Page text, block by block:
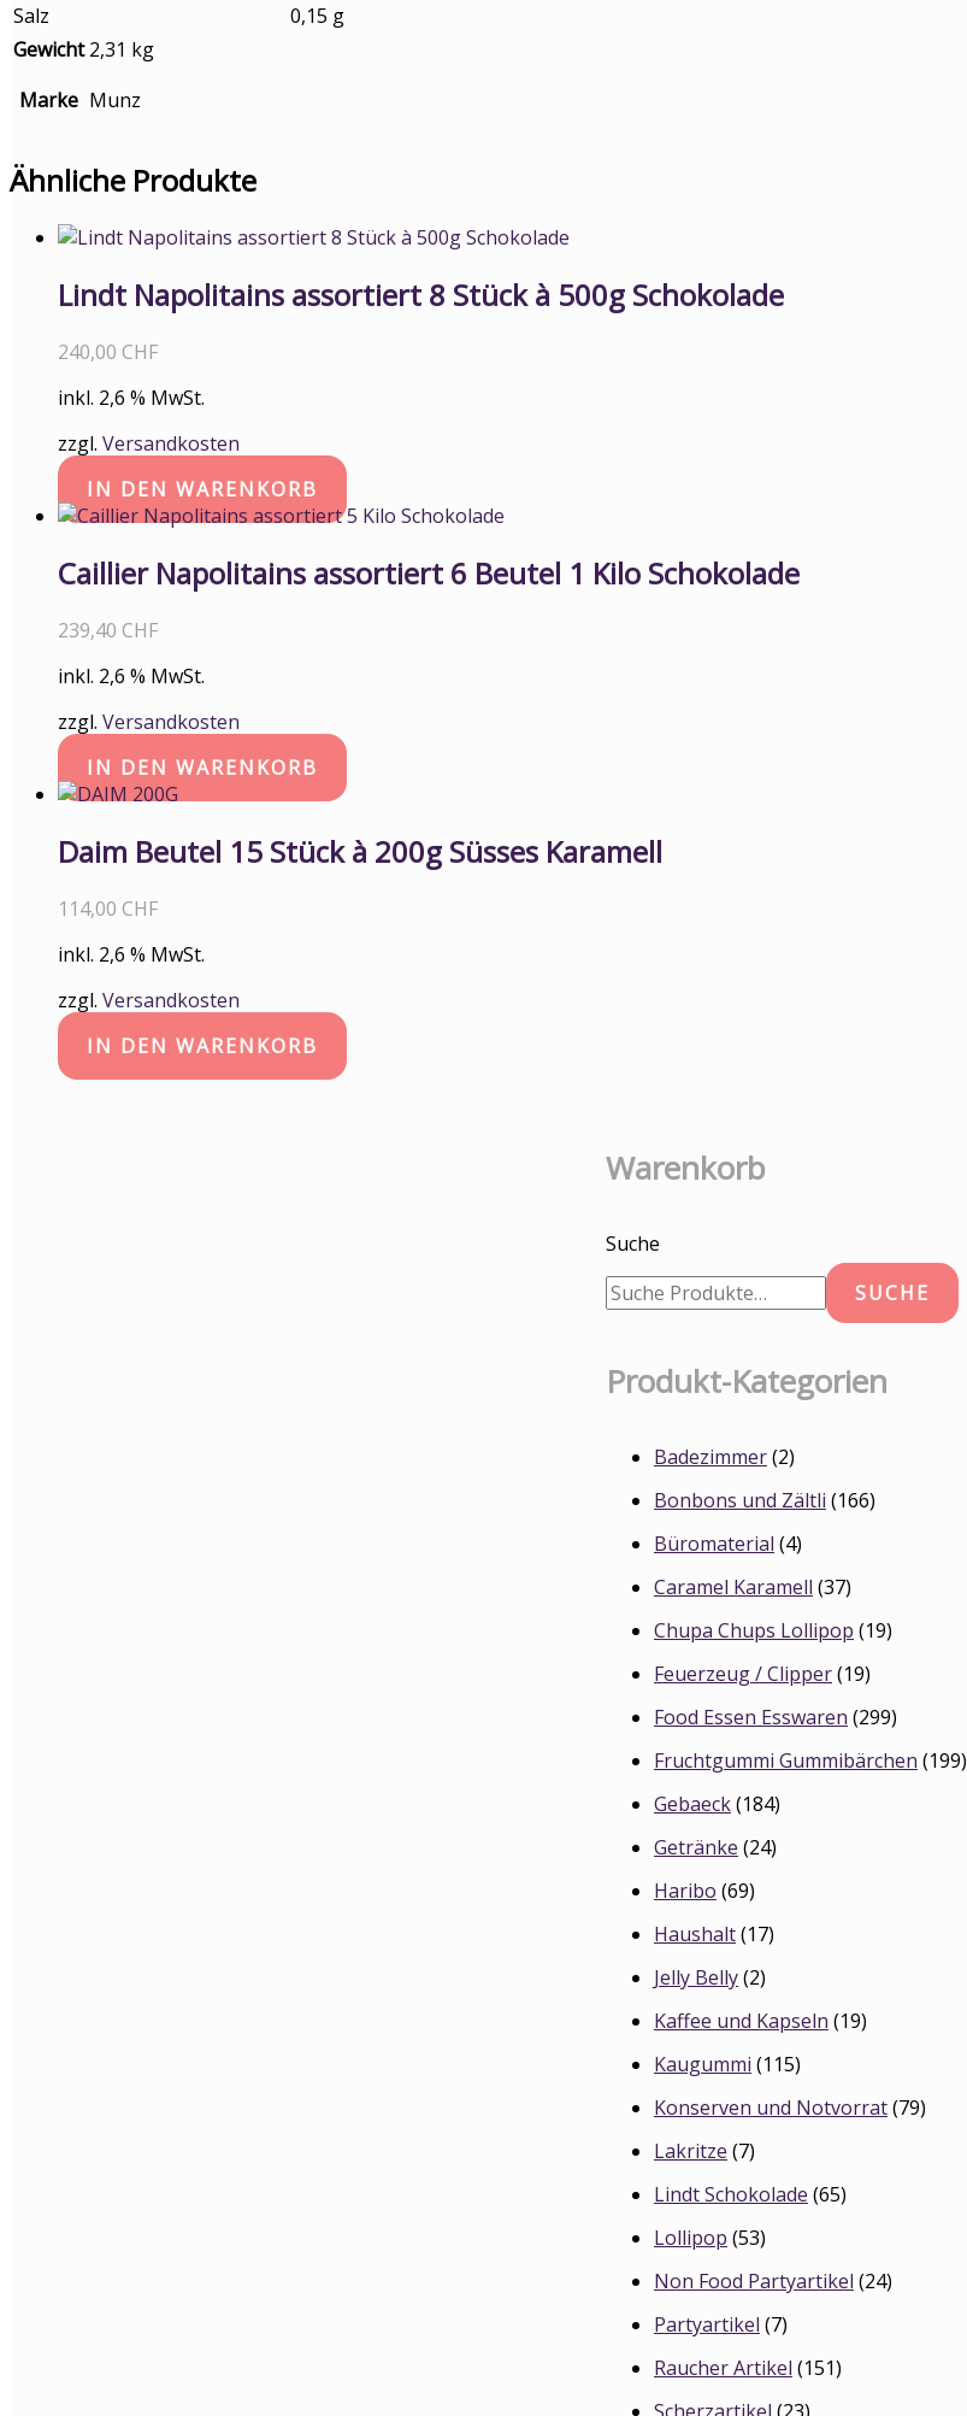
Salz
0,15 g
Gewicht 2,31 kg
Marke Munz
Ähnliche Produkte
Lindt Napolitains assortiert 8 Stück à 500g Schokolade
240,00 CHF
inkl. 2,6 % MwSt.
zzgl. Versandkosten
IN DEN WARENKORB
Caillier Napolitains assortiert 6 Beutel 1 Kilo Schokolade
239,40 CHF
inkl. 2,6 % MwSt.
zzgl. Versandkosten
IN DEN WARENKORB
Daim Beutel 15 Stück à 200g Süsses Karamell
114,00 CHF
inkl. 2,6 % MwSt.
zzgl. Versandkosten
IN DEN WARENKORB
Warenkorb
Suche
SUCHE
Produkt-Kategorien
Badezimmer(2)
Bonbons und Zältli (166)
Büromaterial (4)
Caramel Karamell (37)
Chupa Chups Lollipop (19)
Feuerzeug / Clipper(19)
Food Essen Esswaren (299)
Fruchtgummi Gummibärchen (199)
Gebaeck(184)
Getränke (24)
Haribo (69)
Haushalt(17)
Jelly Belly(2)
Kaffee und Kapseln (19)
Kaugummi (115)
Konserven und Notvorrat(79)
Lakritze (7)
Lindt Schokolade (65)
Lollipop (53)
Non Food Partyartikel (24)
Partyartikel (7)
Raucher Artikel (151)